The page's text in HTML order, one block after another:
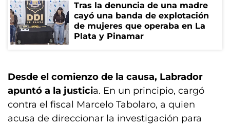
Tras la denuncia de una madre
cayó una banda de explotación
de mujeres que operaba en La
Plata y Pinamar
Desde el comienzo de la causa, Labrador
apuntó a la justicia. En un principio, cargó
contra el fiscal Marcelo Tabolaro, a quien
acusa de direccionar la investigación para